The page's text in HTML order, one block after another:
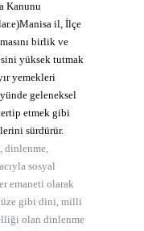
Kanunu
il, İlçe
birlik ve
yüksek tutmak
yemekleri
geleneksel
etmek gibi
sürdürür.
dinlenme,
sosyal
emaneti olarak
gibi dini, milli
olan dinlenme